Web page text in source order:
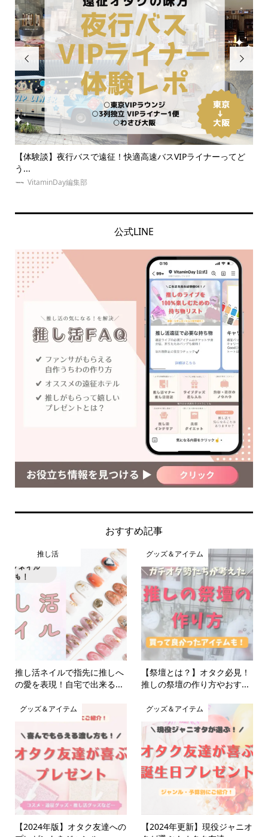

てど
ジャニオタの量産型は絶滅危惧種！？最新の推し活トレンド服
VitaminDay編集部

公式LINE
おすすめ記事
推し活
推し活ネイルで指先に推しへ
の愛を表現！自宅で出来る...
グッズ＆アイテム
【祭壇とは？】オタク必見！
推しの祭壇の作り方やおす...
グッズ＆アイテム
【2024年版】オタク友達への
グッズ＆アイテム
【2024年更新】現役ジャニオ